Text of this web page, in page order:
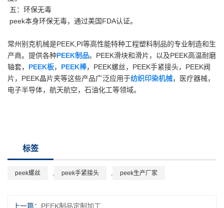
五：环保无毒
peek本身环保无毒，通过美国FDA认证。
常州别克机械是PEEK,PI等高性能特种工程塑料制品的专业制造和生
产商。提供各种PEEK制品。PEEK滑块和滑片，以及PEEK高温耐磨
轴套， PEEK板， PEEK棒，PEEK螺丝，PEEK手紧接头，PEEK阀
片，PEEK晶片夹等这些产品广泛应用于纺织印染机械，医疗器械，
电子半导体，航天航空，石油化工等领域。
标签
peek螺丝 , peek手紧接头 , peek生产厂家
上一篇： PEEK制品定制加工